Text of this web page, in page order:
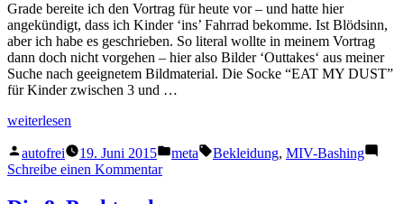
Grade bereite ich den Vortrag für heute vor – und hatte hier
angekündigt, dass ich Kinder ‘ins’ Fahrrad bekomme. Ist Blödsinn,
aber ich habe es geschrieben. So literal wollte in meinem Vortrag
dann doch nicht vorgehen – hier also Bilder ‘Outtakes‘ aus meiner
Suche nach geeignetem Bildmaterial. Die Socke “EAT MY DUST”
für Kinder zwischen 3 und …
„eat
dust“
weiterlesen
Veröffentlicht
von
autofrei 19. Juni 2015
Veröffentlicht
meta Schlagwörter:
Bekleidung, MIV-Bashing
Schreibe einen Kommentarzu